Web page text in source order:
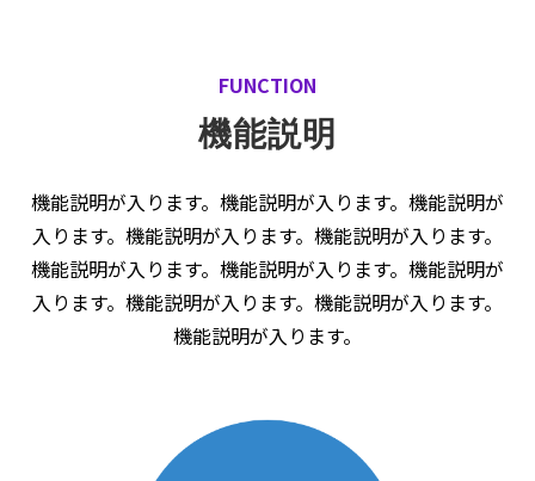
FUNCTION
機能説明
機能説明が入ります。機能説明が入ります。機能説明が
入ります。機能説明が入ります。機能説明が入ります。
機能説明が入ります。機能説明が入ります。機能説明が
入ります。機能説明が入ります。機能説明が入ります。
機能説明が入ります。